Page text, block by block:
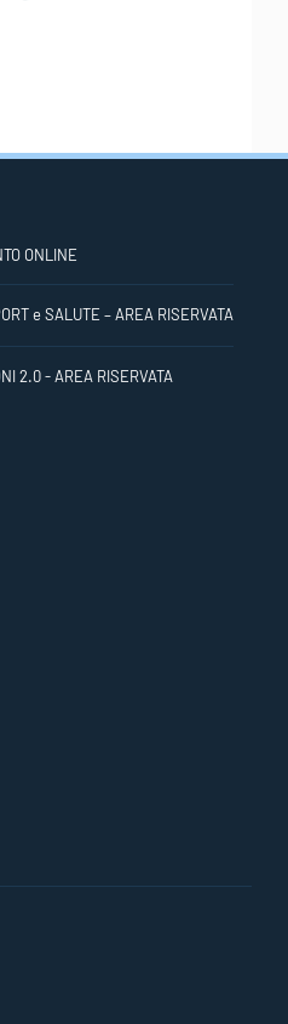
ONLINE
e SALUTE – AREA RISERVATA
2.0 - AREA RISERVATA